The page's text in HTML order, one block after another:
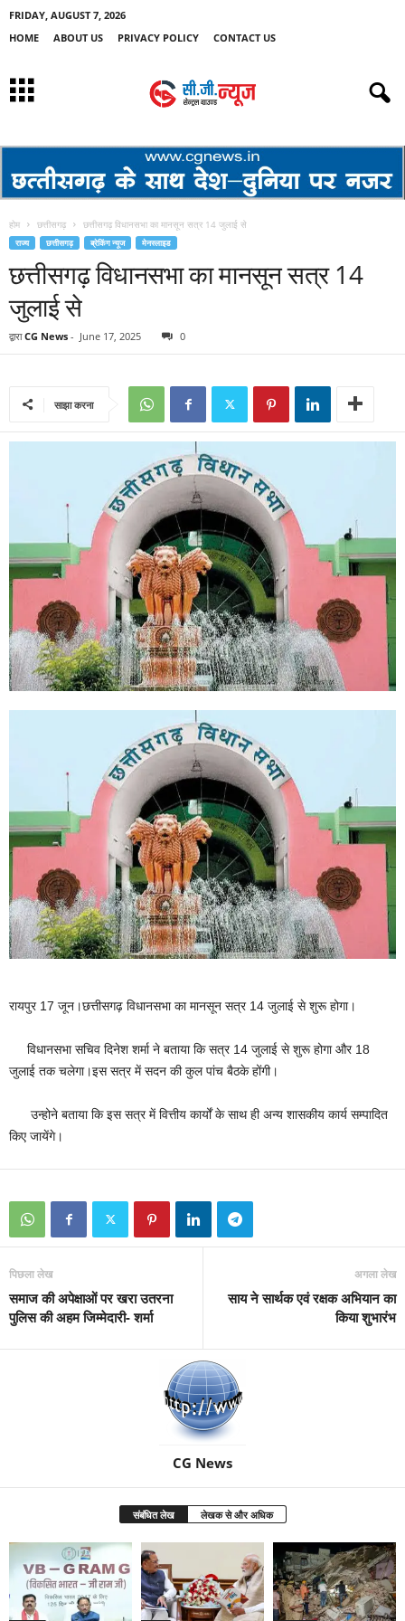
FRIDAY, AUGUST 7, 2026
HOME
ABOUT US PRIVACY POLICY CONTACT US
होम छत्तीसगढ़ छत्तीसगढ़ विधानसभा का मानसून सत्र 14 जुलाई से
राज्य छत्तीसगढ़ ब्रेकिंग न्यूज मेनस्लाइड
छत्तीसगढ़ विधानसभा का मानसून सत्र 14
जुलाई से
द्वारा CG News - June 17, 2025 0
साझा करना
रायपुर 17 जून।छत्तीसगढ़ विधानसभा का मानसून सत्र 14 जुलाई से शुरू होगा।
विधानसभा सचिव दिनेश शर्मा ने बताया कि सत्र 14 जुलाई से शुरू होगा और 18
जुलाई तक चलेगा।इस सत्र में सदन की कुल पांच बैठके होंगी।
उन्होने बताया कि इस सत्र में वित्तीय कार्यों के साथ ही अन्य शासकीय कार्य सम्पादित
किए जायेंगे।
पिछला लेख
समाज की अपेक्षाओं पर खरा उतरना
पुलिस की अहम जिम्मेदारी- शर्मा
अगला लेख
साय ने सार्थक एवं रक्षक अभियान का
किया शुभारंभ
CG News
संबंधित लेख लेखक से और अधिक